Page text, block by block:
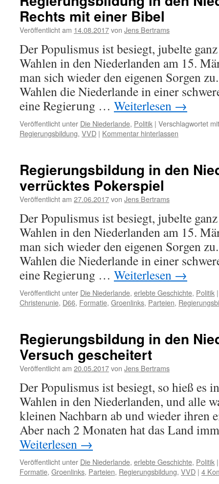
Rechts mit einer Bibel
Veröffentlicht am 14.08.2017von Jens Bertrams
Der Populismus ist besiegt, jubelte
Wahlen in den Niederlanden am 15.
man sich wieder den eigenen Sorgen
Wahlen die Niederlande in einer
eine Regierung … Weiterlesen →
Veröffentlicht unter Die Niederlande, Politik | Verschlagwortet mit
Regierungsbildung, VVD | Kommentar hinterlassen
Regierungsbildung in den
verrücktes Pokerspiel
Veröffentlicht am 27.06.2017von Jens Bertrams
Der Populismus ist besiegt, jubelte
Wahlen in den Niederlanden am 15.
man sich wieder den eigenen Sorgen
Wahlen die Niederlande in einer
eine Regierung … Weiterlesen →
Veröffentlicht unter Die Niederlande, erlebte Geschichte, Politik |
Christenunie, D66, Formatie, Groenlinks, Parteien,
Regierungsbildung in den
Versuch gescheitert
Veröffentlicht am 20.05.2017von Jens Bertrams
Der Populismus ist besiegt, so hieß es
Wahlen in den Niederlanden, und alle
kleinen Nachbarn ab und wieder ihren
Aber nach 2 Monaten hat das Land
Weiterlesen →
Veröffentlicht unter Die Niederlande, erlebte Geschichte, Politik |
Formatie, Groenlinks, Parteien, Regierungsbildung, VVD | 4